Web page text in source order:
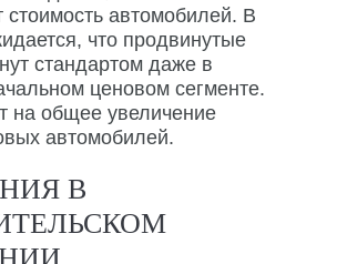
стоимость автомобилей. В
что продвинутые
стандартом даже в
ценовом сегменте.
на общее увеличение
автомобилей.
В